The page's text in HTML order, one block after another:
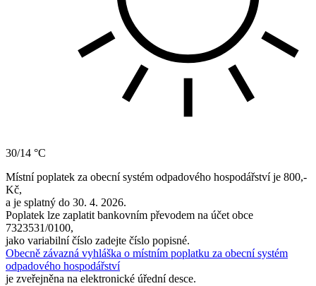
30/14 °C
Místní poplatek za obecní systém odpadového hospodářství je 800,-
Kč,
a je splatný do 30. 4. 2026.
Poplatek lze zaplatit bankovním převodem na účet obce
7323531/0100,
jako variabilní číslo zadejte číslo popisné.
Obecně závazná vyhláška o místním poplatku za obecní systém
odpadového hospodářství
je zveřejněna na elektronické úřední desce.